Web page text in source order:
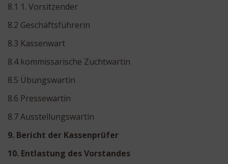
8.1 1. Vorsitzender
8.2 Geschäftsführerin
8.3 Kassenwart
8.4 kommissarische Zuchtwartin
8.5 Übungswartin
8.6 Pressewartin
8.7 Ausstellungswartin
9. Bericht der Kassenprüfer
10. Entlastung des Vorstandes